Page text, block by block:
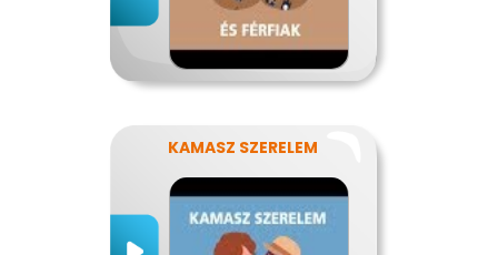
KAMASZ SZERELEM